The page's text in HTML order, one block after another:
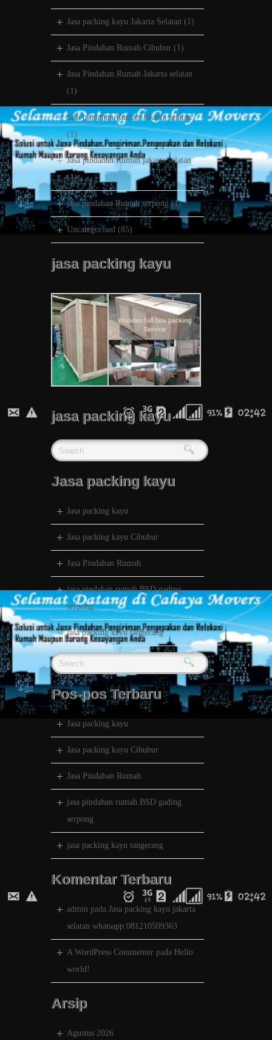
Jasa packing kayu Jakarta Selatan (1)
Jasa Pindahan Rumah Cibubur (1)
Jasa Pindahan Rumah Jakarta selatan
(1)
Jasa pindahan Rumah Jakarta selatan
(1)
Jasa pindahan Rumah jakarta selatan
(1)
jasa pindahan Rumah serpong(1)
Uncategorised (85)
jasa packing kayu
jasa packing kayu
Jasa packing kayu
Jasa packing kayu
Jasa packing kayu Cibubur
Jasa Pindahan Rumah
jasa pindahan rumah BSD gading
serpong
jasa packing kayu tangerang
Pos-pos Terbaru
Jasa packing kayu
Jasa packing kayu Cibubur
Jasa Pindahan Rumah
jasa pindahan rumah BSD gading
serpong
jasa packing kayu tangerang
Komentar Terbaru
admin pada Jasa packing kayu jakarta
selatan whatsapp:081210509363
A WordPress Commenter pada Hello
world!
Arsip
Agustus 2026